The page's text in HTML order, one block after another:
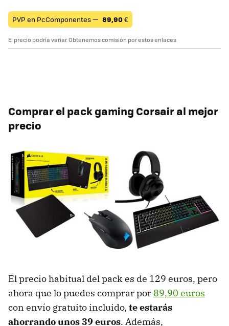
PVP en PcComponentes — 89,90€
El precio podría variar. Obtenemos comisión por estos enlaces
Comprar el pack gaming Corsair al mejor
precio
El precio habitual del pack es de 129 euros, pero
ahora que lo puedes comprar por 89,90 euros
con envío gratuito incluido, te estarás
ahorrando unos 39 euros. Además,